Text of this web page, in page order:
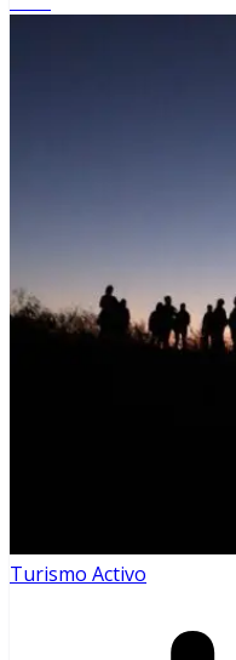
Turismo Activo